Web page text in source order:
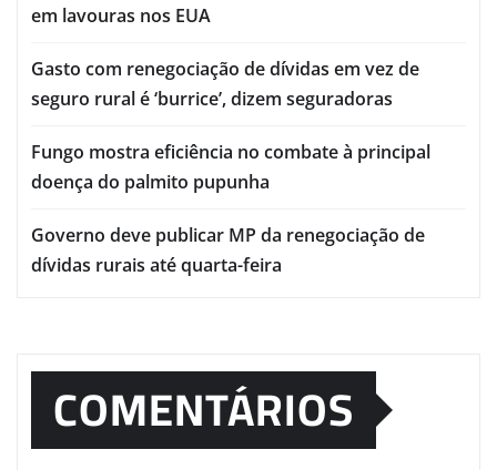
em lavouras nos EUA
Gasto com renegociação de dívidas em vez de
seguro rural é ‘burrice’, dizem seguradoras
Fungo mostra eficiência no combate à principal
doença do palmito pupunha
Governo deve publicar MP da renegociação de
dívidas rurais até quarta-feira
COMENTÁRIOS